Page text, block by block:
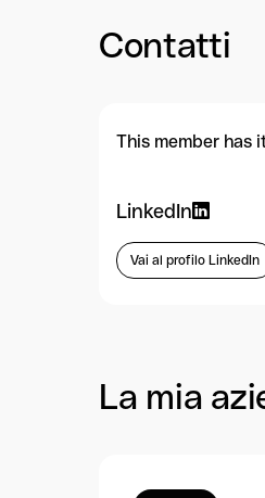
Contatti
This member has
LinkedIn
Vai al profilo LinkedIn
La mia